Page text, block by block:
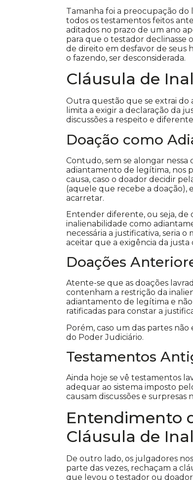
Tamanha foi a preocupação
todos os testamentos feitos
aditados no prazo de um ano
para que o testador declinasse
de direito em desfavor de seus
o fazendo, ser desconsiderada.
Cláusula de
Outra questão que se extrai do
limita a exigir a declaração da
discussões a respeito e
Doação como
Contudo, sem se alongar
adiantamento de legítima, nos
causa, caso o doador decidir
(aquele que recebe a doação),
acarretar.
Entender diferente, ou seja, de
inalienabilidade como
necessária a justificativa, seria
aceitar que a exigência da
Doações
Atente-se que as doações
contenham a restrição da
adiantamento de legítima e não
ratificadas para constar a
Porém, caso um das partes
do Poder Judiciário.
Testamentos
Ainda hoje se vê testamentos
adequar ao sistema imposto
causam discussões e surpresas
Entendimento
Cláusula de
De outro lado, os julgadores
parte das vezes, rechaçam a
que levou o testador ou doador